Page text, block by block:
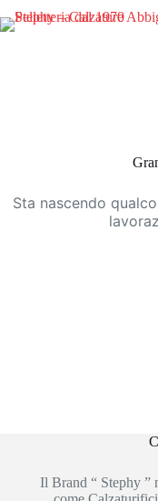
al
Sta nascendo
Il Brand “ Stephy ”